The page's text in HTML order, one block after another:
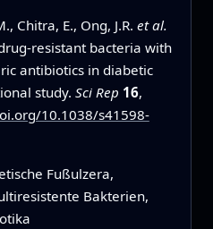
Chitra, E., Ong, J.R. et al.
resistant bacteria with
antibiotics in diabetic
study. Sci Rep 16,
10.1038/s41598-
Fußulzera,
Bakterien,